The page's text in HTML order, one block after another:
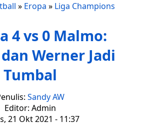
» Eropa » Liga Champions
4 vs 0 Malmo:
Werner Jadi
Tumbal
Sandy AW
Editor: Admin
21 Okt 2021 - 11:37